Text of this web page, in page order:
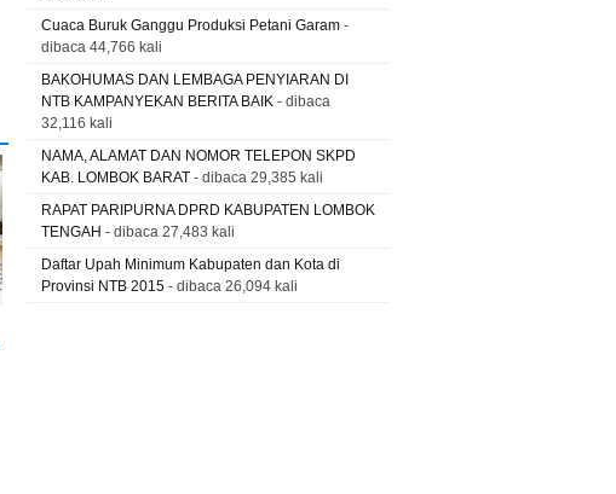
Cuaca Buruk Ganggu Produksi Petani Garam -
dibaca 44,766 kali
BAKOHUMAS DAN LEMBAGA PENYIARAN DI
NTB KAMPANYEKAN BERITA BAIK - dibaca
32,116 kali
NAMA, ALAMAT DAN NOMOR TELEPON SKPD
KAB. LOMBOK BARAT - dibaca 29,385 kali
RAPAT PARIPURNA DPRD KABUPATEN LOMBOK
TENGAH - dibaca 27,483 kali
Daftar Upah Minimum Kabupaten dan Kota di
Provinsi NTB 2015 - dibaca 26,094 kali